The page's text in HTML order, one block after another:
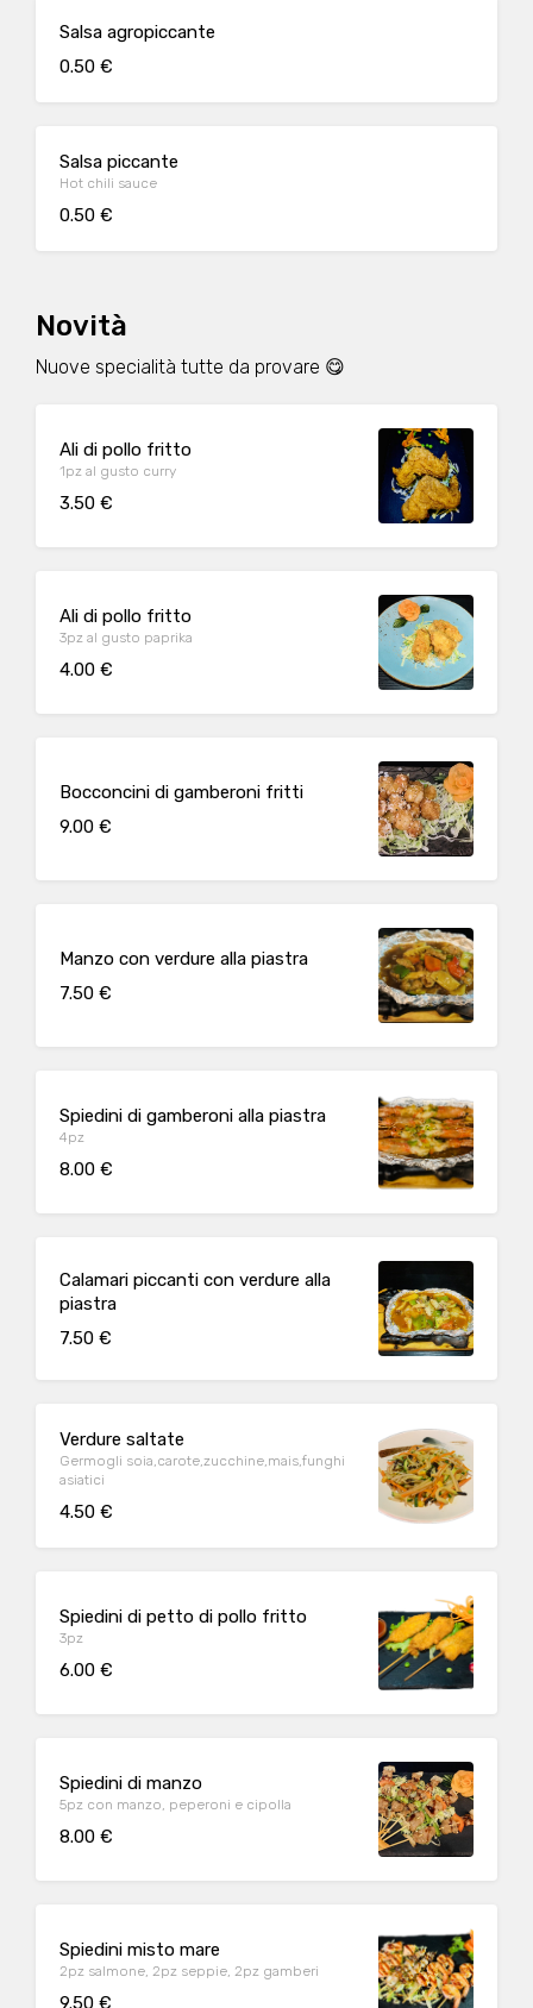
Salsa agropiccante
0.50 €
Salsa piccante
Hot chili sauce
0.50 €
Novità
Nuove specialità tutte da provare 😋
Ali di pollo fritto
1pz al gusto curry
3.50 €
Ali di pollo fritto
3pz al gusto paprika
4.00 €
Bocconcini di gamberoni fritti
9.00 €
Manzo con verdure alla piastra
7.50 €
Spiedini di gamberoni alla piastra
4pz
8.00 €
Calamari piccanti con verdure alla
piastra
7.50 €
Verdure saltate
Germogli soia,carote,zucchine,mais,funghi
asiatici
4.50 €
Spiedini di petto di pollo fritto
3pz
6.00 €
Spiedini di manzo
5pz con manzo, peperoni e cipolla
8.00 €
Spiedini misto mare
2pz salmone, 2pz seppie, 2pz gamberi
9.50 €